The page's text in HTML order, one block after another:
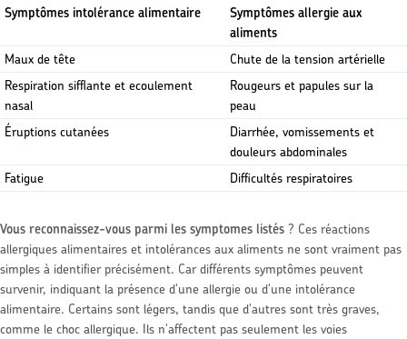
Symptômes intolérance alimentaire
Symptômes allergie aux
aliments
Maux de tête
Chute de la tension artérielle
Respiration sifflante et ecoulement
nasal
Rougeurs et papules sur la
peau
Éruptions cutanées
Diarrhée, vomissements et
douleurs abdominales
Fatigue
Difficultés respiratoires
Vous reconnaissez-vous parmi les symptomes listés ? Ces réactions
allergiques alimentaires et intolérances aux aliments ne sont vraiment pas
simples à identifier précisément. Car différents symptômes peuvent
survenir, indiquant la présence d'une allergie ou d'une intolérance
alimentaire. Certains sont légers, tandis que d'autres sont très graves,
comme le choc allergique. Ils n'affectent pas seulement les voies